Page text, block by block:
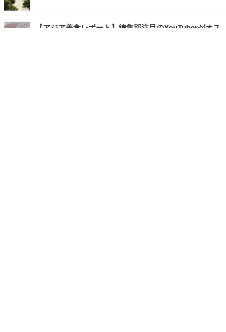
【アジア美食レポート】編集部注目のYouTuberがオス